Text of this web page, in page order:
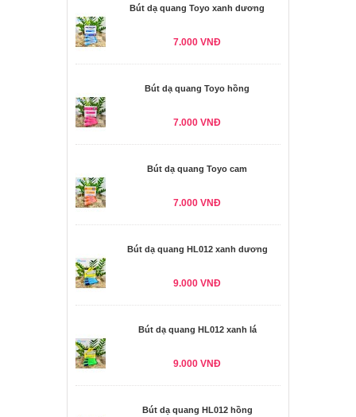
Bút dạ quang Toyo xanh dương
7.000 VNĐ
Bút dạ quang Toyo hồng
7.000 VNĐ
Bút dạ quang Toyo cam
7.000 VNĐ
Bút dạ quang HL012 xanh dương
9.000 VNĐ
Bút dạ quang HL012 xanh lá
9.000 VNĐ
Bút dạ quang HL012 hồng